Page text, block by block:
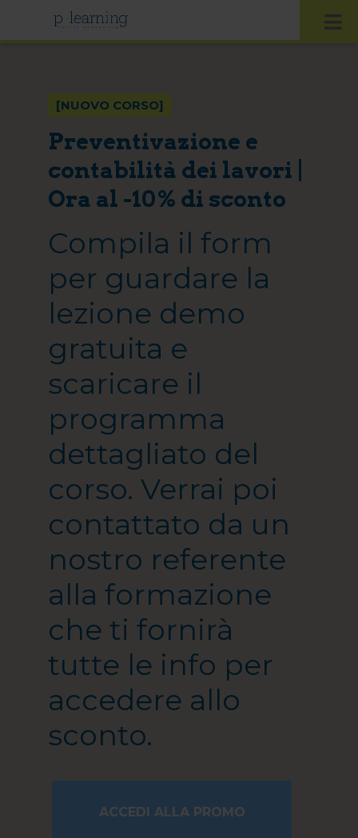
[NUOVO CORSO]
Preventivazione e
contabilità dei lavori |
Ora al -10% di sconto
Compila il form
per guardare la
lezione demo
gratuita e
scaricare il
programma
dettagliato del
corso. Verrai poi
contattato da un
nostro referente
alla formazione
che ti fornirà
tutte le info per
accedere allo
sconto.
ACCEDI ALLA PROMO